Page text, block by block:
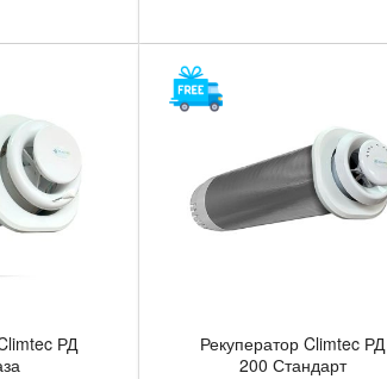
РД
Рекуператор Climtec РД
200 Стандарт